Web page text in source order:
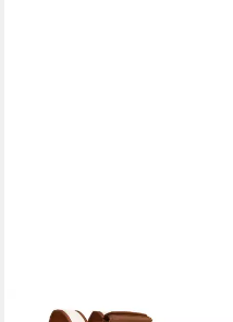
KONO